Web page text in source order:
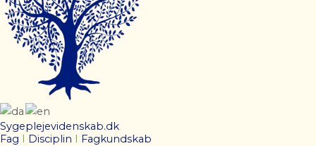
Sygeplejevidenskab.dk
Fag I Disciplin I Fagkundskab